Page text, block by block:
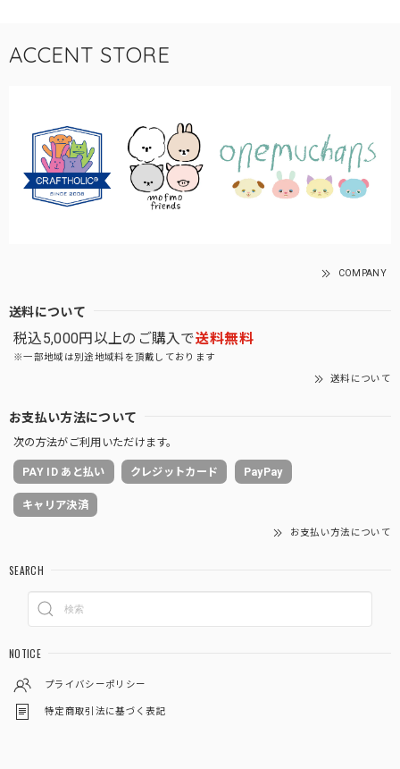
ACCENT STORE
COMPANY
送料について
税込5,000円以上のご購入で送料無料
※一部地域は別途地域料を頂戴しております
送料について
お支払い方法について
次の方法がご利用いただけます。
PAY ID あと払い クレジットカード PayPay
キャリア決済
お支払い方法について
SEARCH
NOTICE
プライバシーポリシー
特定商取引法に基づく表記